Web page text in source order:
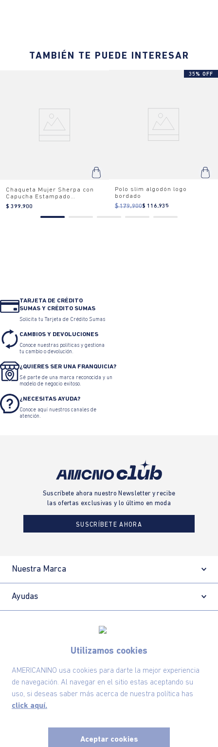
Utilizamos cookies
AMERICANINO usa cookies para darte la mejor experiencia
de navegación. Al navegar en el sitio estas aceptando su
uso, si deseas saber más acerca de nuestra política has
click aquí.
Aceptar cookies
TAMBIÉN TE PUEDE INTERESAR
Chaqueta Mujer Sherpa con
Capucha Estampado
Camuflado
$ 399.900
35% OFF
Polo slim algodón logo
bordado
$ 179.900$ 116.935
TARJETA DE CRÉDITO
SUMAS Y CRÉDITO SUMAS
Solicita tu Tarjeta de Crédito Sumas
CAMBIOS Y DEVOLUCIONES
Conoce nuestras políticas y gestiona
tu cambio o devolución.
¿QUIERES SER UNA FRANQUICIA?
Sé parte de una marca reconocida y un
modelo de negocio exitoso.
¿NECESITAS AYUDA?
Conoce aquí nuestros canales de
atención.
Suscríbete ahora nuestro Newsletter y recibe
las ofertas exclusivas y lo último en moda
SUSCRÍBETE AHORA
Nuestra Marca
Ayudas